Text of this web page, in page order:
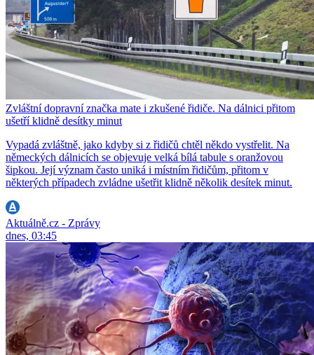
Zvláštní dopravní značka mate i zkušené řidiče. Na dálnici přitom
ušetří klidně desítky minut
Vypadá zvláštně, jako kdyby si z řidičů chtěl někdo vystřelit. Na
německých dálnicích se objevuje velká bílá tabule s oranžovou
šipkou. Její význam často uniká i místním řidičům, přitom v
některých případech zvládne ušetřit klidně několik desítek minut.
Aktuálně.cz - Zprávy
dnes, 03:45